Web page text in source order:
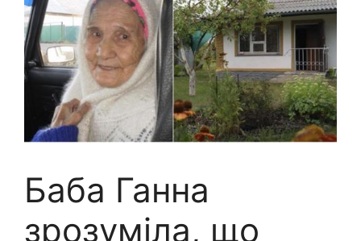
Баба Ганна
зрозуміла, що